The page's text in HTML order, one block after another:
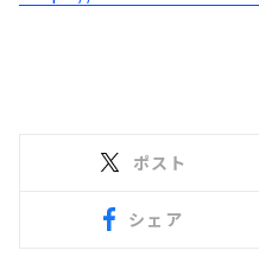
ポスト
シェア